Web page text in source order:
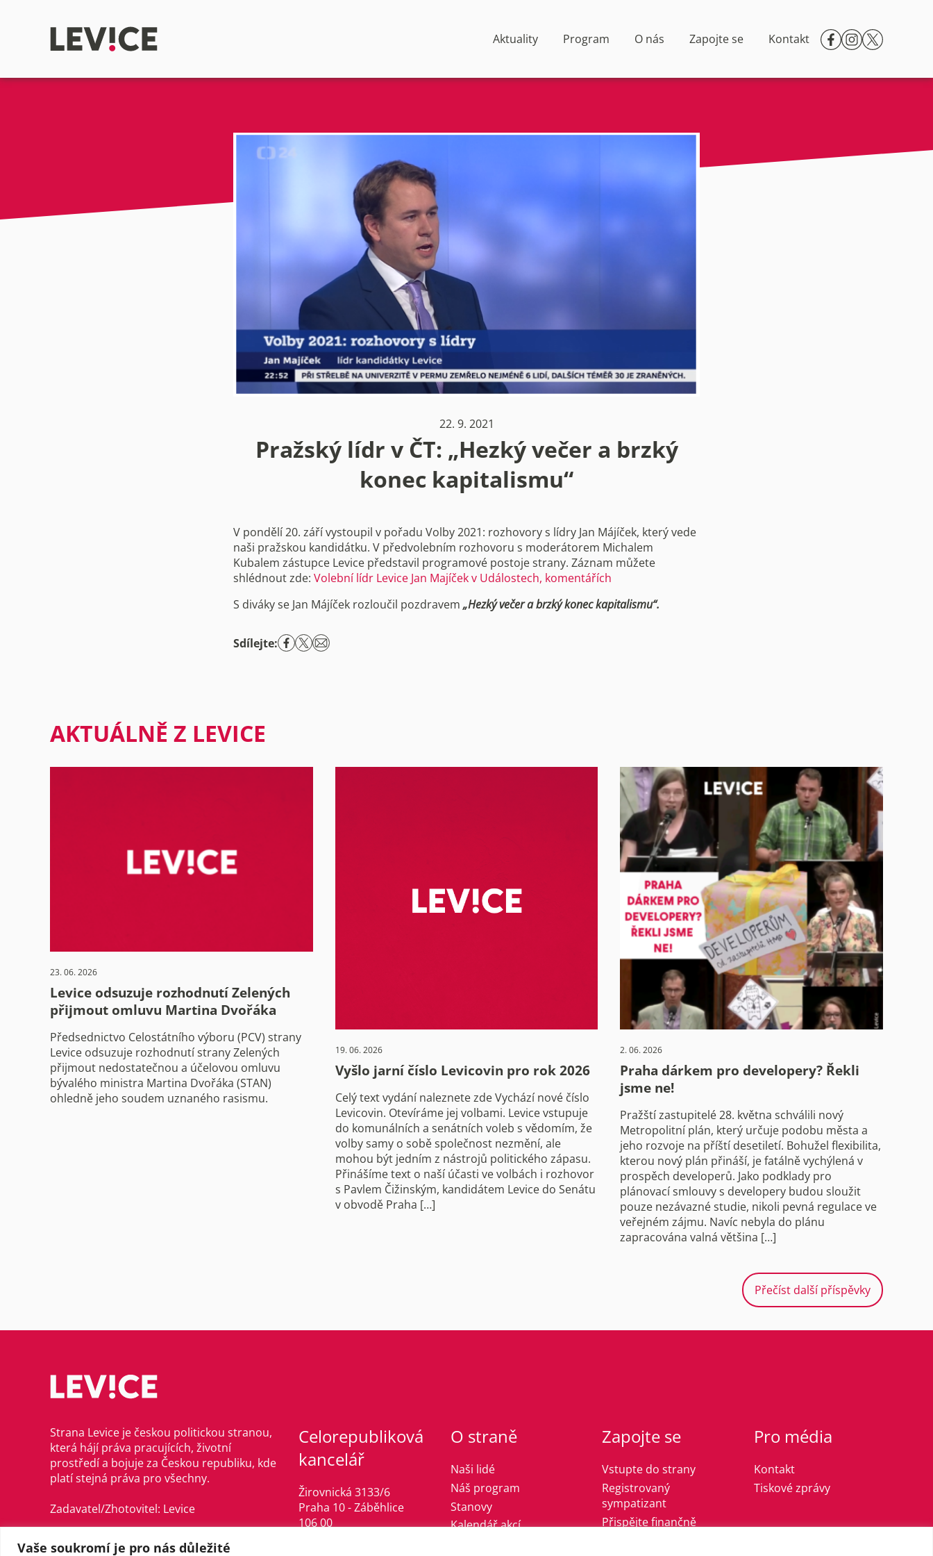
Vaše soukromí je pro nás důležité
Aktuality Program O nás Zapojte se Kontakt
22. 9. 2021
Pražský lídr v ČT: „Hezký večer a brzký
konec kapitalismu“
V pondělí 20. září vystoupil v pořadu Volby 2021: rozhovory s lídry Jan Májíček, který vede
naši pražskou kandidátku. V předvolebním rozhovoru s moderátorem Michalem
Kubalem zástupce Levice představil programové postoje strany. Záznam můžete
shlédnout zde: Volební lídr Levice Jan Majíček v Událostech, komentářích
S diváky se Jan Májíček rozloučil pozdravem „Hezký večer a brzký konec kapitalismu“.
Sdílejte:
AKTUÁLNĚ Z LEVICE
23. 06. 2026
Levice odsuzuje rozhodnutí Zelených
přijmout omluvu Martina Dvořáka
Předsednictvo Celostátního výboru (PCV) strany
Levice odsuzuje rozhodnutí strany Zelených
přijmout nedostatečnou a účelovou omluvu
bývalého ministra Martina Dvořáka (STAN)
ohledně jeho soudem uznaného rasismu.
19. 06. 2026
Vyšlo jarní číslo Levicovin pro rok 2026
Celý text vydání naleznete zde Vychází nové číslo
Levicovin. Otevíráme jej volbami. Levice vstupuje
do komunálních a senátních voleb s vědomím, že
volby samy o sobě společnost nezmění, ale
mohou být jedním z nástrojů politického zápasu.
Přinášíme text o naší účasti ve volbách i rozhovor
s Pavlem Čižinským, kandidátem Levice do Senátu
v obvodě Praha […]
2. 06. 2026
Praha dárkem pro developery? Řekli
jsme ne!
Pražští zastupitelé 28. května schválili nový
Metropolitní plán, který určuje podobu města a
jeho rozvoje na příští desetiletí. Bohužel flexibilita,
kterou nový plán přináší, je fatálně vychýlená v
prospěch developerů. Jako podklady pro
plánovací smlouvy s developery budou sloužit
pouze nezávazné studie, nikoli pevná regulace ve
veřejném zájmu. Navíc nebyla do plánu
zapracována valná většina […]
Přečíst další příspěvky
Strana Levice je českou politickou stranou,
která hájí práva pracujících, životní
prostředí a bojuje za Českou republiku, kde
platí stejná práva pro všechny.
Zadavatel/Zhotovitel: Levice
©Levice, 2021–2024
Celorepubliková
kancelář
Žirovnická 3133/6
Praha 10 - Záběhlice
106 00
O straně
Naši lidé
Náš program
Stanovy
Kalendář akcí
Zapojte se
Vstupte do strany
Registrovaný
sympatizant
Přispějte finančně
Pro média
Kontakt
Tiskové zprávy